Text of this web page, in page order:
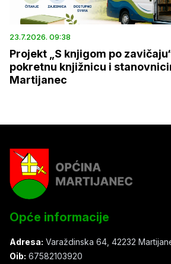
23.7.2026. 09:38
Projekt „S knjigom po
pokretnu knjižnicu i
Martijanec
Opće informacije
Adresa: Varaždinska 64, 42232
Oib: 67582103920